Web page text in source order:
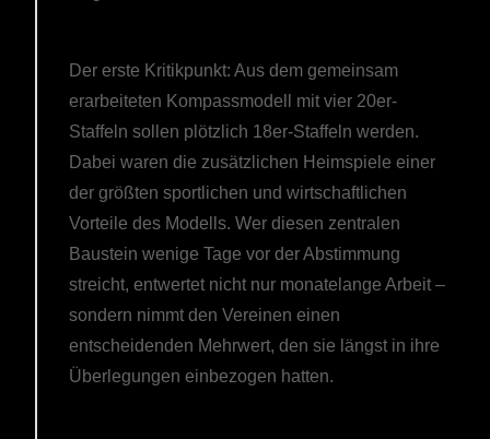
Der erste Kritikpunkt: Aus dem gemeinsam
erarbeiteten Kompassmodell mit vier 20er-
Staffeln sollen plötzlich 18er-Staffeln werden.
Dabei waren die zusätzlichen Heimspiele einer
der größten sportlichen und wirtschaftlichen
Vorteile des Modells. Wer diesen zentralen
Baustein wenige Tage vor der Abstimmung
streicht, entwertet nicht nur monatelange Arbeit –
sondern nimmt den Vereinen einen
entscheidenden Mehrwert, den sie längst in ihre
Überlegungen einbezogen hatten.